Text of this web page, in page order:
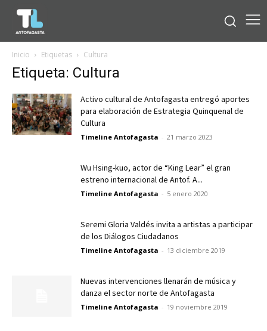
Inicio Etiquetas Cultura
Etiqueta: Cultura
Activo cultural de Antofagasta entregó aportes
para elaboración de Estrategia Quinquenal de
Cultura
Timeline Antofagasta - 21 marzo 2023
Wu Hsing-kuo, actor de “King Lear” el gran
estreno internacional de Antof. A...
Timeline Antofagasta - 5 enero 2020
Seremi Gloria Valdés invita a artistas a participar
de los Diálogos Ciudadanos
Timeline Antofagasta - 13 diciembre 2019
Nuevas intervenciones llenarán de música y
danza el sector norte de Antofagasta
Timeline Antofagasta - 19 noviembre 2019